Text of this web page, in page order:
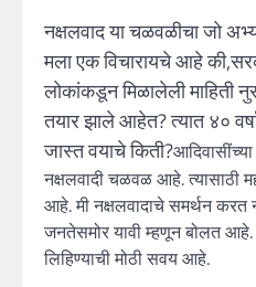
नक्षलवाद या चळवळीचा जो
मला एक विचारायचे आहे
लोकांकडून मिळालेली माहिती
तयार झाले आहेत? त्यात ४०
जास्त वयाचे किती?
नक्षलवादी चळवळ आहे. त्यासाठी
आहे. मी नक्षलवादाचे समर्थन करत
जनतेसमोर यावी म्हणून बोलत
लिहिण्याची मोठी सवय आहे.